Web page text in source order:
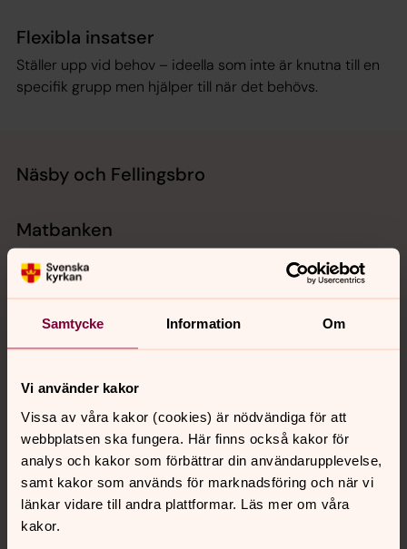
Samtycke Information Om
Vi använder kakor
Vissa av våra kakor (cookies) är nödvändiga för att
webbplatsen ska fungera. Här finns också kakor för
analys och kakor som förbättrar din användarupplevelse,
samt kakor som används för marknadsföring och när vi
länkar vidare till andra plattformar. Läs mer om våra
kakor.
Flexibla insatser
Ställer upp vid behov – ideella som inte är knutna till en
specifik grupp men hjälper till när det behövs.
Näsby och Fellingsbro
Matbanken
Varje torsdag mellan kl. 12.00–16.00 har Matbanken
öppet i Fellingsbro. Här delas det ut mat till behövande,
och det tas gärna emot fler ideella madarbetare som vill
hjälpa till.
Kontaktperson: Anna Lennartsson0581–88803
Internationella Gruppen
I november startar vi en ny grupp som kommer att
arbeta med aktiviteter och insamlingar till förmån för
Act Svenska kyrkan.
Första mötet är den 5 november kl. 18.00 i Kyrkhörnan,
Fellingsbro.